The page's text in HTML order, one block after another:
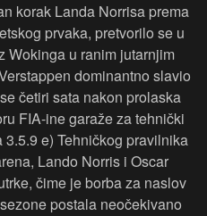
korak Landa Norrisa prema
prvaka, pretvorilo se u
Wokinga u ranim jutarnjim
dominantno slavio
četiri sata nakon prolaska
FIA-ine garaže za tehnički
e) Tehničkog pravilnika
Lando Norris i Oscar
čime je borba za naslov
postala neočekivano